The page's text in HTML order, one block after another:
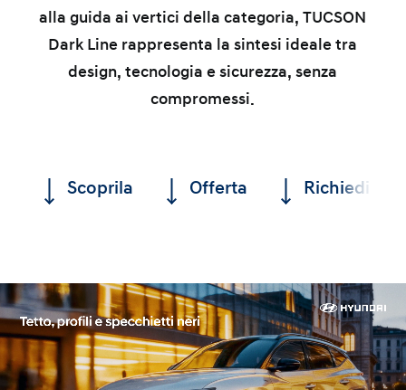
alla guida ai vertici della categoria, TUCSON
Dark Line rappresenta la sintesi ideale tra
design, tecnologia e sicurezza, senza
compromessi.
Scoprila Offerta Richiedi un